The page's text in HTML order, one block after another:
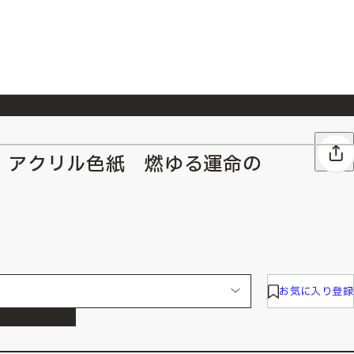
7/23 『ONE PIECE magazine 021 ONE PIECEカード付き同梱版』発売延期のご案内
クリル色紙 燃ゆる運命の
お気に入り登録